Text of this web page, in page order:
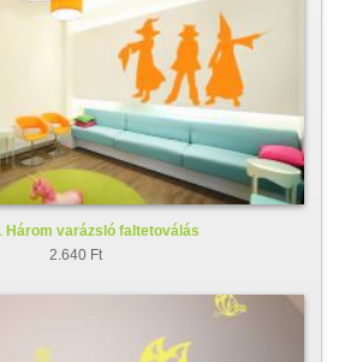
Három varázsló faltetoválás
2.640 Ft